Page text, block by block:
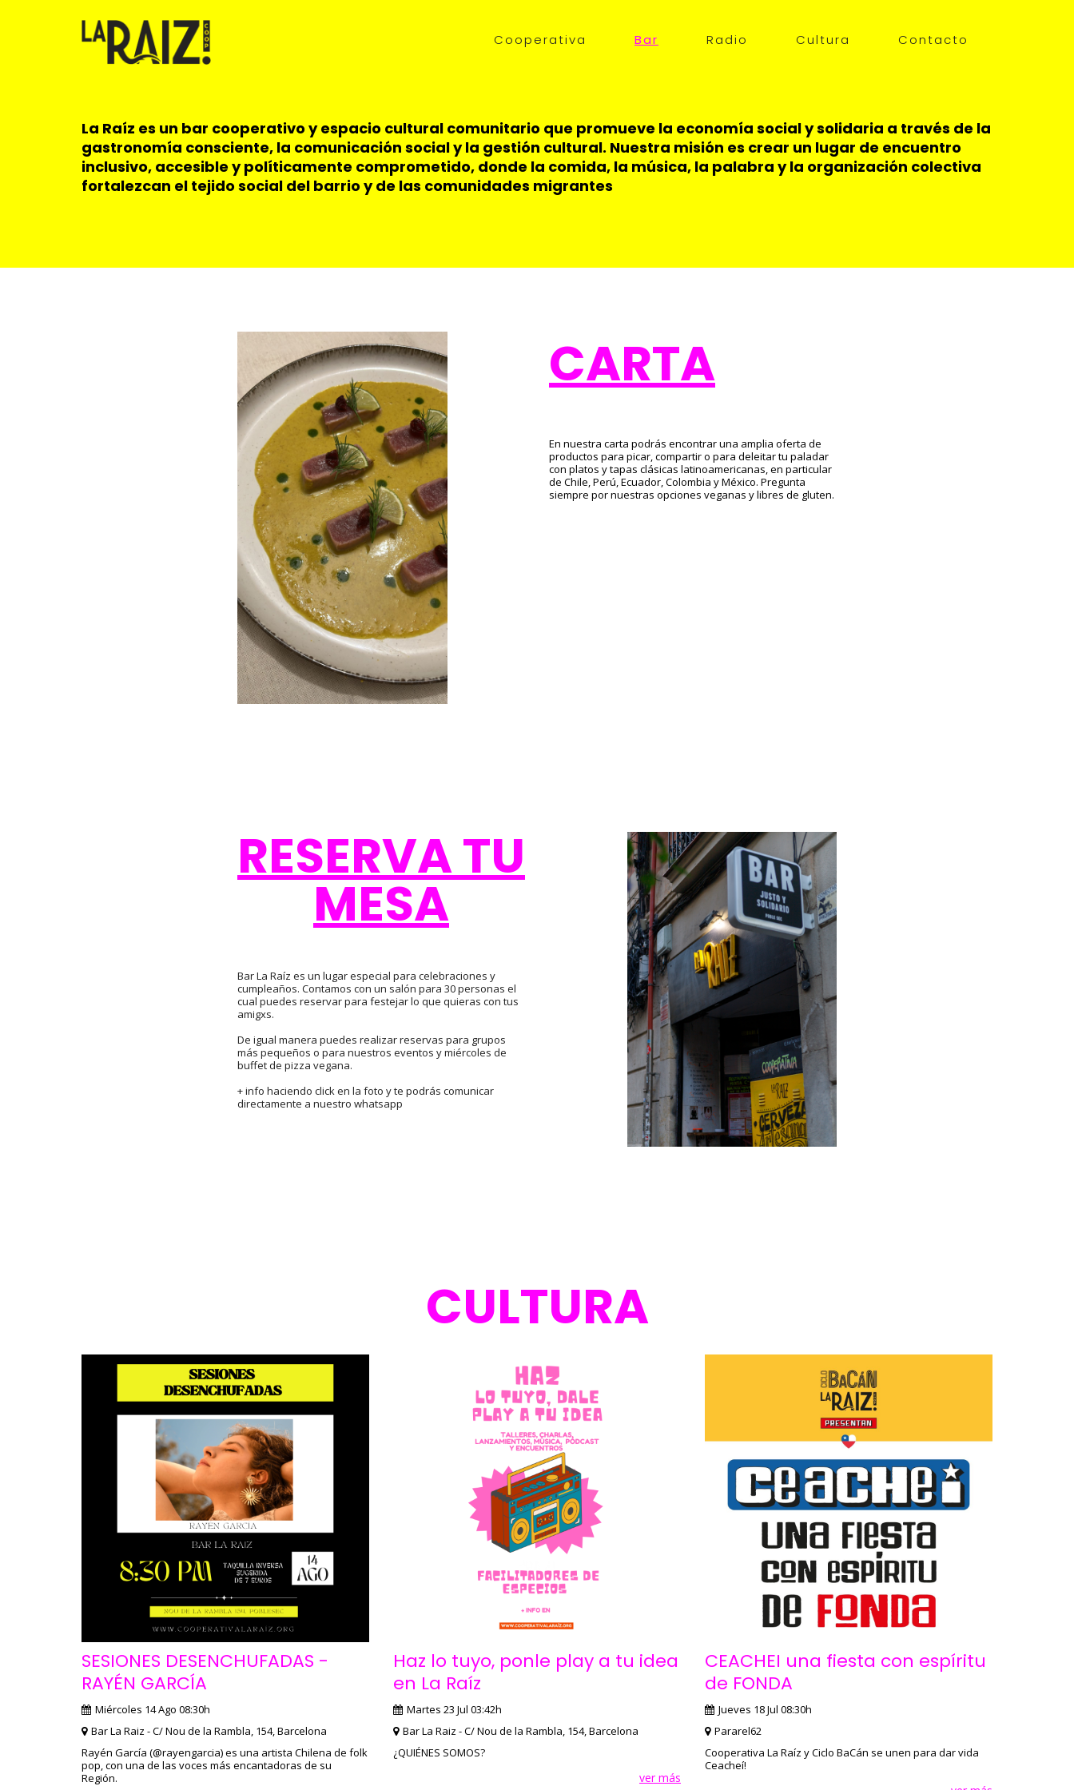
Main
Cooperativa Bar Radio Cultura Contacto
La Raíz es un bar cooperativo y espacio cultural comunitario que promueve la economía social y solidaria a través de la
gastronomía consciente, la comunicación social y la gestión cultural. Nuestra misión es crear un lugar de encuentro
inclusivo, accesible y políticamente comprometido, donde la comida, la música, la palabra y la organización colectiva
fortalezcan el tejido social del barrio y de las comunidades migrantes
CARTA
En nuestra carta podrás encontrar una amplia oferta de
productos para picar, compartir o para deleitar tu paladar
con platos y tapas clásicas latinoamericanas, en particular
de Chile, Perú, Ecuador, Colombia y México. Pregunta
siempre por nuestras opciones veganas y libres de gluten.
RESERVA TU
MESA
Bar La Raíz es un lugar especial para celebraciones y
cumpleaños. Contamos con un salón para 30 personas el
cual puedes reservar para festejar lo que quieras con tus
amigxs.
De igual manera puedes realizar reservas para grupos
más pequeños o para nuestros eventos y miércoles de
buffet de pizza vegana.
+ info haciendo click en la foto y te podrás comunicar
directamente a nuestro whatsapp
CULTURA
SESIONES DESENCHUFADAS -
RAYÉN GARCÍA
Miércoles 14 Ago 08:30h
Bar La Raiz - C/ Nou de la Rambla, 154, Barcelona
Rayén García (@rayengarcia) es una artista Chilena de folk
pop, con una de las voces más encantadoras de su
Región.
Haz lo tuyo, ponle play a tu idea
en La Raíz
Martes 23 Jul 03:42h
Bar La Raiz - C/ Nou de la Rambla, 154, Barcelona
¿QUIÉNES SOMOS?
ver más
CEACHEI una fiesta con espíritu
de FONDA
Jueves 18 Jul 08:30h
Pararel62
Cooperativa La Raíz y Ciclo BaCán se unen para dar vida
Ceacheí!